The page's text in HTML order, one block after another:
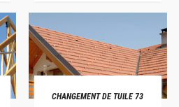
CHANGEMENT DE TUILE 73